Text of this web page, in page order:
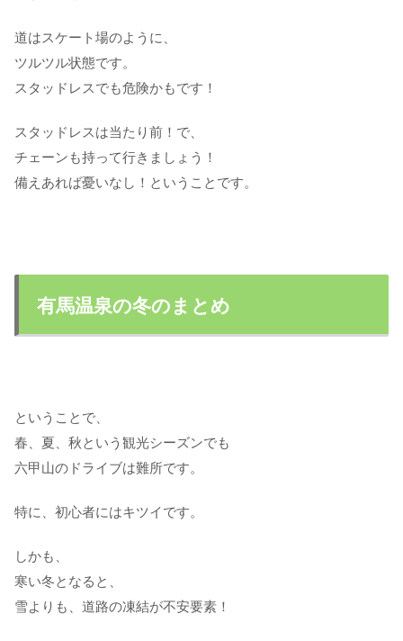
道はスケート場のように、
ツルツル状態です。
スタッドレスでも危険かもです！
スタッドレスは当たり前！で、
チェーンも持って行きましょう！
備えあれば憂いなし！ということです。
有馬温泉の冬のまとめ
ということで、
春、夏、秋という観光シーズンでも
六甲山のドライブは難所です。
特に、初心者にはキツイです。
しかも、
寒い冬となると、
雪よりも、道路の凍結が不安要素！